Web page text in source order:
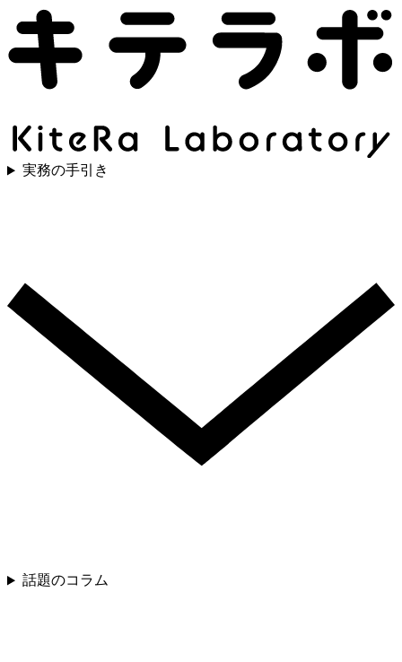
実務の手引き
話題のコラム